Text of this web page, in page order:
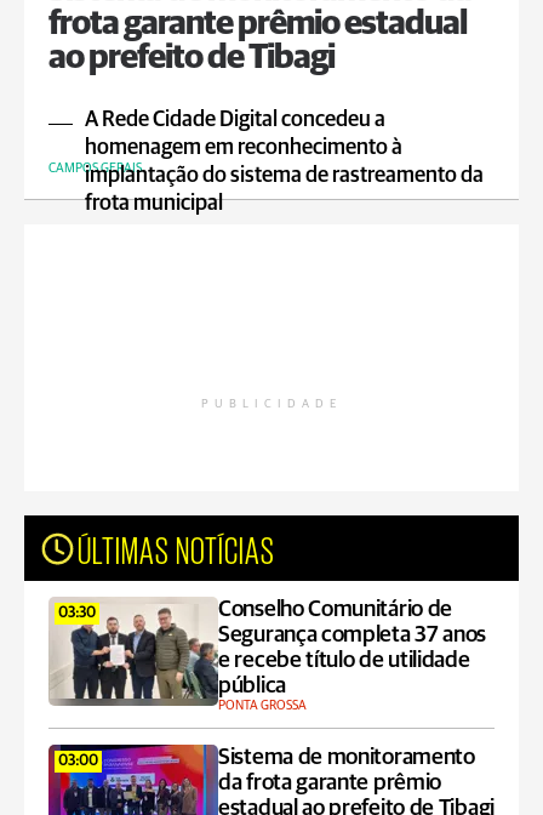
frota garante prêmio estadual
ao prefeito de Tibagi
A Rede Cidade Digital concedeu a
homenagem em reconhecimento à
implantação do sistema de rastreamento da
frota municipal
CAMPOS GERAIS
PUBLICIDADE
ÚLTIMAS NOTÍCIAS
03:30
Conselho Comunitário de
Segurança completa 37 anos
e recebe título de utilidade
pública
PONTA GROSSA
03:00
Sistema de monitoramento
da frota garante prêmio
estadual ao prefeito de Tibagi